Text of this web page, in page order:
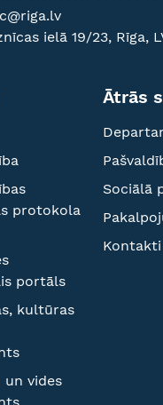
ielā 19/23, Rīga,
protokola
portāls
kultūras
un vides
Ātrās
Sociālā
Kontakti